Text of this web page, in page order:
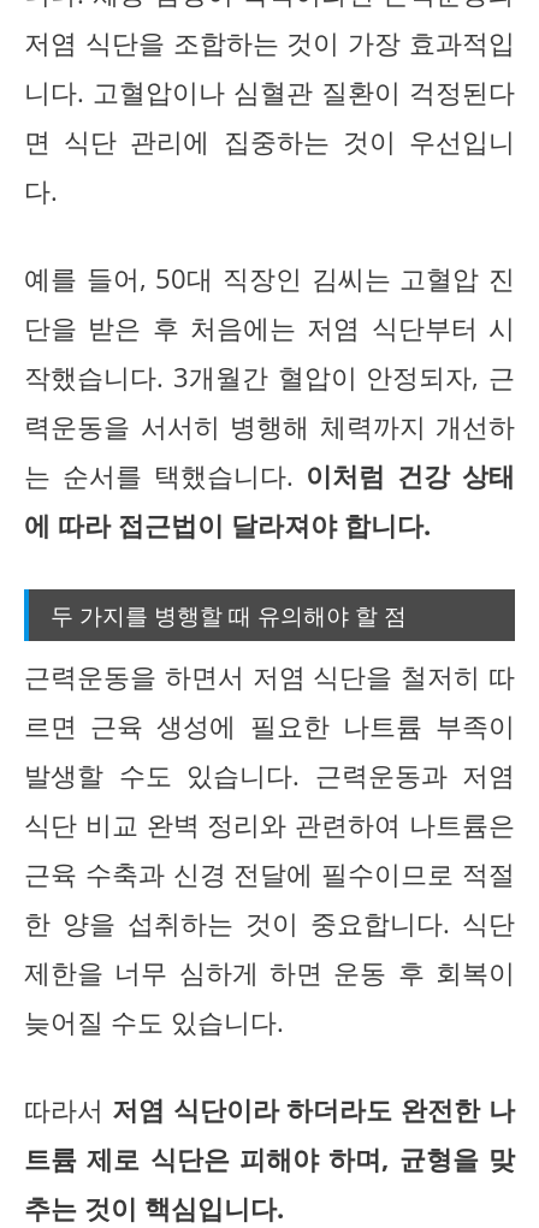
저염 식단을 조합하는 것이 가장 효과적입
니다. 고혈압이나 심혈관 질환이 걱정된다
면 식단 관리에 집중하는 것이 우선입니
다.
예를 들어, 50대 직장인 김씨는 고혈압 진
단을 받은 후 처음에는 저염 식단부터 시
작했습니다. 3개월간 혈압이 안정되자, 근
력운동을 서서히 병행해 체력까지 개선하
는 순서를 택했습니다. 이처럼 건강 상태
에 따라 접근법이 달라져야 합니다.
두 가지를 병행할 때 유의해야 할 점
근력운동을 하면서 저염 식단을 철저히 따
르면 근육 생성에 필요한 나트륨 부족이
발생할 수도 있습니다. 근력운동과 저염
식단 비교 완벽 정리와 관련하여 나트륨은
근육 수축과 신경 전달에 필수이므로 적절
한 양을 섭취하는 것이 중요합니다. 식단
제한을 너무 심하게 하면 운동 후 회복이
늦어질 수도 있습니다.
따라서 저염 식단이라 하더라도 완전한 나
트륨 제로 식단은 피해야 하며, 균형을 맞
추는 것이 핵심입니다.